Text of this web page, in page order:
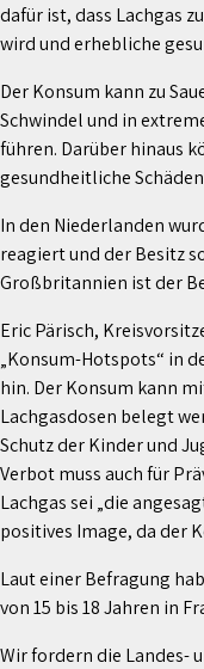
dafür ist, dass Lachgas
wird und erhebliche
Der Konsum kann zu
Schwindel und in
führen. Darüber hinaus
gesundheitliche
In den Niederlanden
reagiert und der Besitz
Großbritannien ist der
Eric Pärisch,
„Konsum-Hotspots“ in
hin. Der Konsum kann
Lachgasdosen belegt
Schutz der Kinder und
Verbot muss auch für
Lachgas sei „die
positives Image, da der
Laut einer Befragung
von 15 bis 18 Jahren in
Wir fordern die Landes-